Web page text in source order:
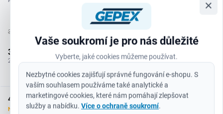
Vaše soukromí je pro nás důležité
Vyberte, jaké cookies můžeme používat.
Nezbytné cookies zajišťují správné fungování e-shopu. S
vaším souhlasem používáme také analytické a
marketingové cookies, které nám pomáhají zlepšovat
služby a nabídku. Více o ochraně soukromí.
×
3 731 Kč
3 190 Kč
2 636 Kč bez DPH
+
−
Do košíku
44/10
NA OBJEDNÁVKU